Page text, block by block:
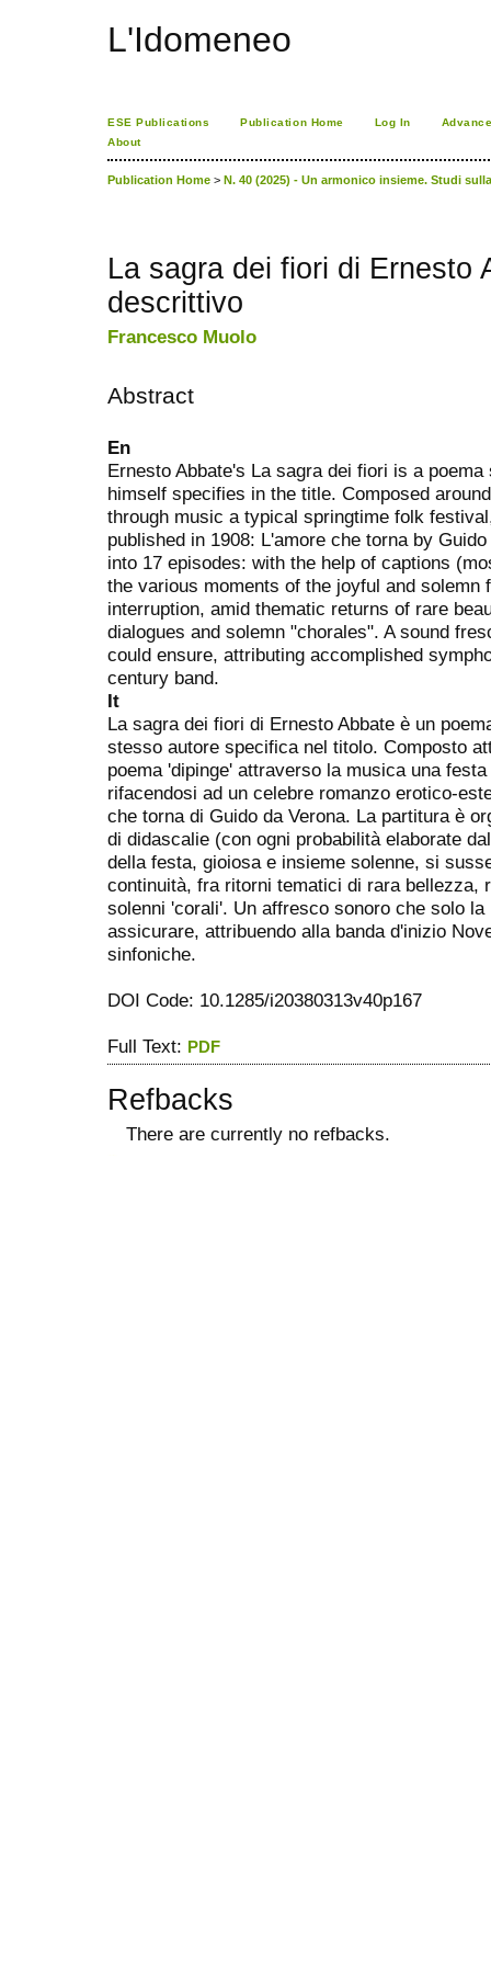
L'Idomeneo
ESE Publications Publication Home Log In
About
Publication Home > N. 40 (2025) - Un armonico insieme. Studi
La sagra dei fiori di Ernesto
descrittivo
Francesco Muolo
Abstract
En
Ernesto Abbate's La sagra dei fiori is a
himself specifies in the title. Composed
through music a typical springtime folk
published in 1908: L'amore che torna by
into 17 episodes: with the help of captions
the various moments of the joyful and solemn
interruption, amid thematic returns of rare
dialogues and solemn "chorales". A sound
could ensure, attributing accomplished
century band.
It
La sagra dei fiori di Ernesto Abbate è un
stesso autore specifica nel titolo. Composto
poema 'dipinge' attraverso la musica una
rifacendosi ad un celebre romanzo erotico-
che torna di Guido da Verona. La partitura è
di didascalie (con ogni probabilità elaborate
della festa, gioiosa e insieme solenne, si
continuità, fra ritorni tematici di rara bellezza,
solenni 'corali'. Un affresco sonoro che solo
assicurare, attribuendo alla banda d'inizio
sinfoniche.
DOI Code: 10.1285/i20380313v40p167
Full Text: PDF
Refbacks
There are currently no refbacks.